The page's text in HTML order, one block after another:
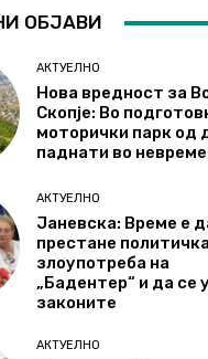
ОБЈАВИ
АКТУЕЛНО
Нова вредност за
Скопје: Во
моторички парк од
паднати во
АКТУЕЛНО
Јаневска: Време е
престане
злоупотреба на
„Бадентер“ и да се
законите
АКТУЕЛНО